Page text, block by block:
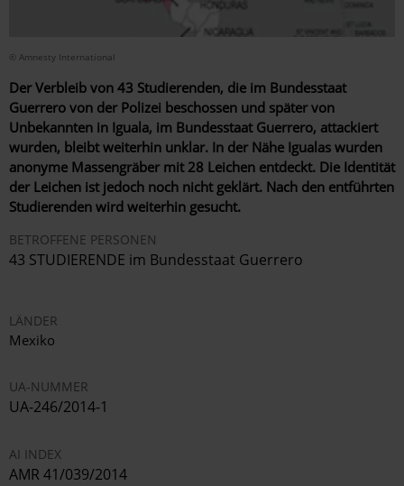
© Amnesty International
Der Verbleib von 43 Studierenden, die im Bundesstaat
Guerrero von der Polizei beschossen und später von
Unbekannten in Iguala, im Bundesstaat Guerrero, attackiert
wurden, bleibt weiterhin unklar. In der Nähe Igualas wurden
anonyme Massengräber mit 28 Leichen entdeckt. Die Identität
der Leichen ist jedoch noch nicht geklärt. Nach den entführten
Studierenden wird weiterhin gesucht.
BETROFFENE PERSONEN
43 STUDIERENDE im Bundesstaat Guerrero
LÄNDER
Mexiko
UA-NUMMER
UA-246/2014-1
AI INDEX
AMR 41/039/2014